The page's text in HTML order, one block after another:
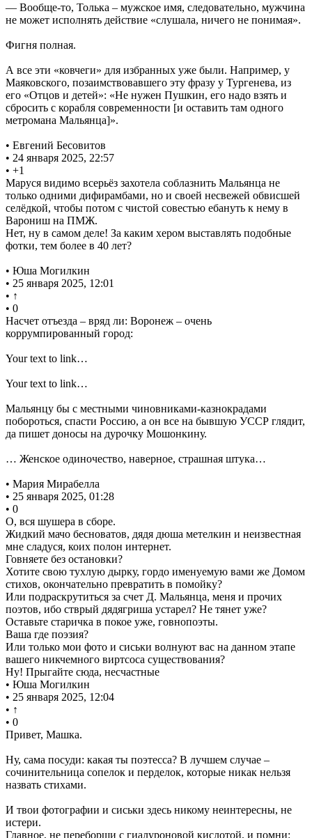
— Вообще-то, Толька – мужское имя, следовательно, мужчина
не может исполнять действие «слушала, ничего не понимая».
Фигня полная.
А все эти «ковчеги» для избранных уже были. Например, у
Маяковского, позаимствовавшего эту фразу у Тургенева, из
его «Отцов и детей»: «Не нужен Пушкин, его надо взять и
сбросить с корабля современности [и оставить там одного
метромана Мальянца]».
• Евгений Бесовитов
• 24 января 2025, 22:57
• +1
Маруся видимо всерьёз захотела соблазнить Мальянца не
только одними дифирамбами, но и своей несвежей обвисшей
селёдкой, чтобы потом с чистой совестью ебануть к нему в
Варониш на ПМЖ.
Нет, ну в самом деле! За каким хером выставлять подобные
фотки, тем более в 40 лет?
• Юша Могилкин
• 25 января 2025, 12:01
• ↑
• 0
Насчет отъезда – вряд ли: Воронеж – очень
коррумпированный город:
Your text to link…
Your text to link…
Мальянцу бы с местными чиновниками-казнокрадами
побороться, спасти Россию, а он все на бывшую УССР глядит,
да пишет доносы на дурочку Мошонкину.
… Женское одиночество, наверное, страшная штука…
• Мария Мирабелла
• 25 января 2025, 01:28
• 0
О, вся шушера в сборе.
Жидкий мачо бесноватов, дядя дюша метелкин и неизвестная
мне сладуся, коих полон интернет.
Говняете без остановки?
Хотите свою тухлую дырку, гордо именуемую вами же Домом
стихов, окончательно превратить в помойку?
Или подраскрутиться за счет Д. Мальянца, меня и прочих
поэтов, ибо стврый дядягриша устарел? Не тянет уже?
Оставьте старичка в покое уже, говнопоэты.
Ваша где поэзия?
Или только мои фото и сиськи волнуют вас на данном этапе
вашего никчемного виртсоса существования?
Ну! Прыгайте сюда, несчастные
• Юша Могилкин
• 25 января 2025, 12:04
• ↑
• 0
Привет, Машка.
Ну, сама посуди: какая ты поэтесса? В лучшем случае –
сочинительница сопелок и перделок, которые никак нельзя
назвать стихами.
И твои фотографии и сиськи здесь никому неинтересны, не
истери.
Главное, не переборщи с гиалуроновой кислотой, и помни: